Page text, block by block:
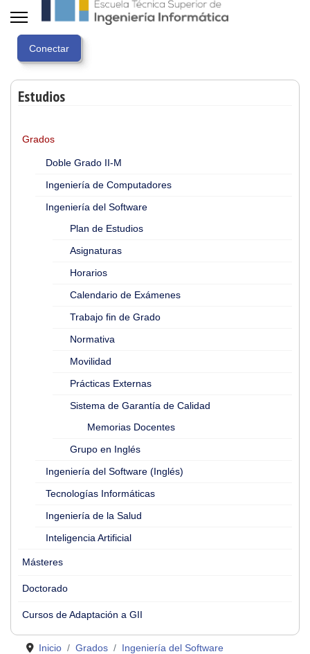
Estudios
Grados
Doble Grado II-M
Ingeniería de Computadores
Ingeniería del Software
Plan de Estudios
Asignaturas
Horarios
Calendario de Exámenes
Trabajo fin de Grado
Normativa
Movilidad
Prácticas Externas
Sistema de Garantía de Calidad
Memorias Docentes
Grupo en Inglés
Ingeniería del Software (Inglés)
Tecnologías Informáticas
Ingeniería de la Salud
Inteligencia Artificial
Másteres
Doctorado
Cursos de Adaptación a GII
Inicio Grados
Ingeniería del Software